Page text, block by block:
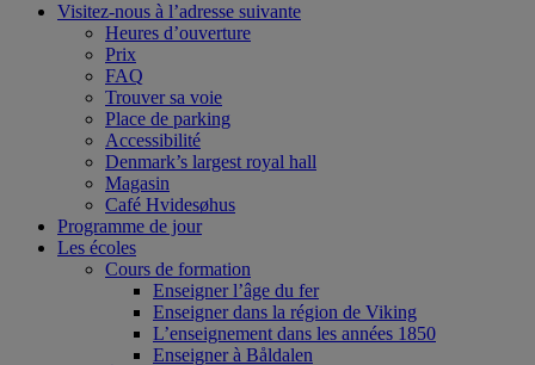
Visitez-nous à l’adresse suivante
Heures d’ouverture
Prix
FAQ
Trouver sa voie
Place de parking
Accessibilité
Denmark’s largest royal hall
Magasin
Café Hvidesøhus
Programme de jour
Les écoles
Cours de formation
Enseigner l’âge du fer
Enseigner dans la région de Viking
L’enseignement dans les années 1850
Enseigner à Båldalen